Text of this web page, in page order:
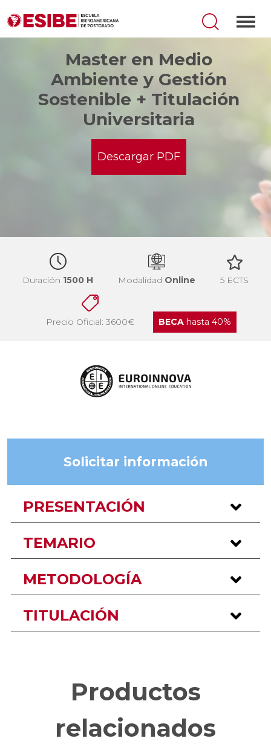
Master en Medio
Ambiente y Gestión
Sostenible + Titulación
Universitaria
Descargar PDF
Duración 1500 H Modalidad Online 5 ECTS
Precio Oficial: 3600€ BECAhasta 40%
Solicitar información
PRESENTACIÓN
TEMARIO
METODOLOGÍA
TITULACIÓN
Productos
relacionados